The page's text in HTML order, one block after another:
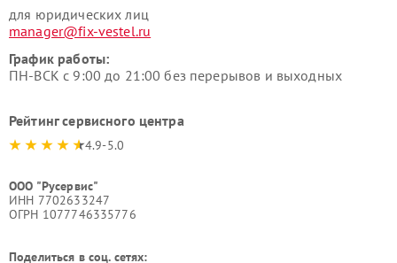
для юридических лиц
manager@fix-vestel.ru
График работы:
ПН-ВСК с 9:00 до 21:00 без перерывов и выходных
Рейтинг сервисного центра
4.9-5.0
ООО "Русервис"
ИНН 7702633247
ОГРН 1077746335776
Поделиться в соц. сетях: